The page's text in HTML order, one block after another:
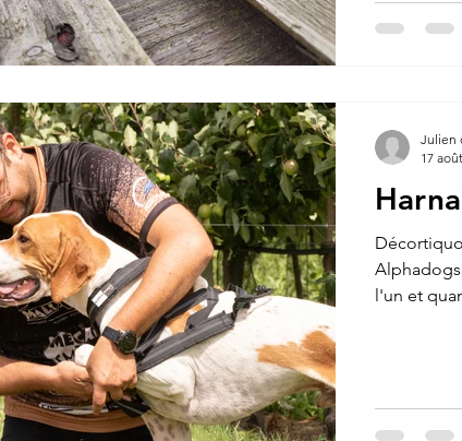
l'un et
Julien
17